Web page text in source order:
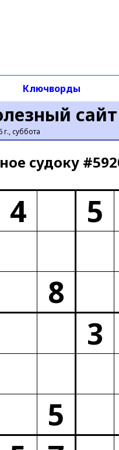
сайт
г., суббота
Ключворды
cудоку
4 5
8
3
5